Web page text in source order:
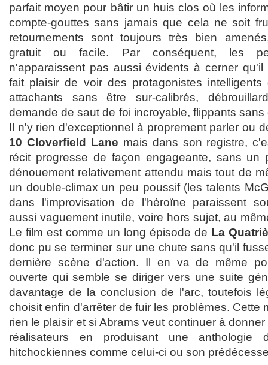
parfait moyen pour bâtir un huis clos où les
compte-gouttes sans jamais que cela ne soit
retournements sont toujours très bien
gratuit ou facile. Par conséquent, les
n'apparaissent pas aussi évidents à cerner
fait plaisir de voir des protagonistes
attachants sans être sur-calibrés,
demande de saut de foi incroyable, flippants
Il n'y rien d'exceptionnel à proprement parler ou
10 Cloverfield Lane mais dans son registre,
récit progresse de façon engageante, sans un
dénouement relativement attendu mais tout de
un double-climax un peu poussif (les talents
dans l'improvisation de l'héroïne paraissent
aussi vaguement inutile, voire hors sujet, au
Le film est comme un long épisode de La
donc pu se terminer sur une chute sans qu'il
dernière scène d'action. Il en va de même
ouverte qui semble se diriger vers une suite
davantage de la conclusion de l'arc, toutefois
choisit enfin d'arrêter de fuir les problèmes. Cette
rien le plaisir et si Abrams veut continuer à
réalisateurs en produisant une anthologie
hitchockiennes comme celui-ci ou son